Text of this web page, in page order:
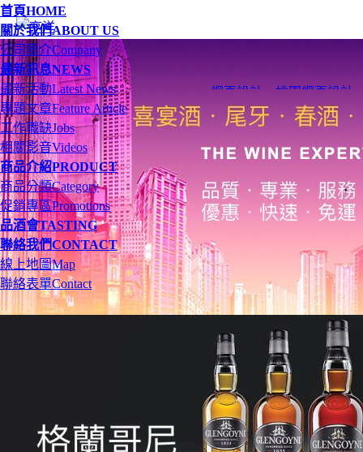
首頁HOME
關於我們ABOUT US
公司簡介Company
最新訊息NEWS
最新活動Latest News
專題文章Feature Article
工作職缺Jobs
相關影音Videos
商品介紹PRODUCT
商品分類Category
促銷專區Promotions
品酒會TASTING
聯絡我們CONTACT
線上地圖Map
聯絡表單Contact
網頁設計 桃園網頁設計